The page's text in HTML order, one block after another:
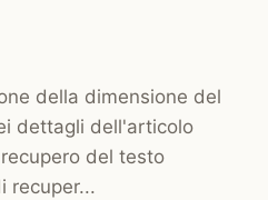
della dimensione del
dettagli dell'articolo
del testo
recuper...